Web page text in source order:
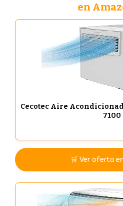
en
Cecotec Aire
7100
🛒 Ver oferta